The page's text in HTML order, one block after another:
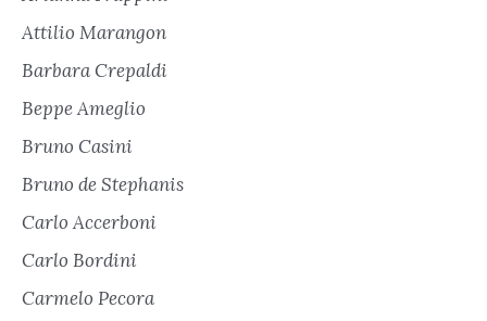
Attilio Marangon
Barbara Crepaldi
Beppe Ameglio
Bruno Casini
Bruno de Stephanis
Carlo Accerboni
Carlo Bordini
Carmelo Pecora